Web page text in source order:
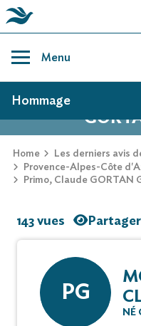
content
Menu
AVIS DE
Home
Les derniers avis
Provence-Alpes-Côte
Primo, Claude GORTAN
Hommage
143 vues Partager
PG
NÉ